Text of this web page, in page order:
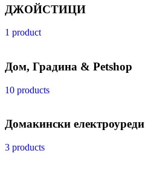
ДЖОЙСТИЦИ
1 product
Дом, Градина & Petshop
10 products
Домакински електроуреди
3 products